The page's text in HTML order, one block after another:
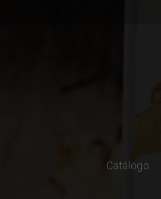
Catálogo